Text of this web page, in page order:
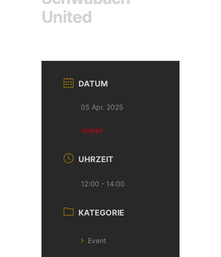
United
DATUM
05 Apr. 2025
Vorbei!
UHRZEIT
12:00 - 14:00
KATEGORIE
Event